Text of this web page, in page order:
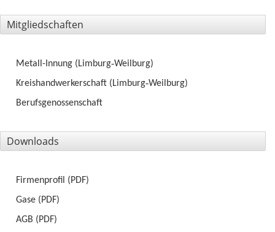
Mitgliedschaften
Metall-Innung (Limburg‑Weilburg)
Kreishandwerkerschaft (Limburg‑Weilburg)
Berufsgenossenschaft
Downloads
Firmenprofil (PDF)
Gase (PDF)
AGB (PDF)